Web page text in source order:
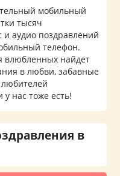
мобильный
тысяч
аудио поздравлений
телефон.
влюбленных найдет
в любви, забавные
нас тоже есть!
в